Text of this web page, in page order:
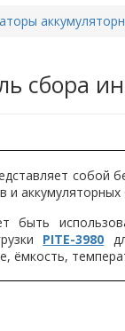
сбора
собой
и аккумуляторных
быть
PITE-3980
ёмкость,